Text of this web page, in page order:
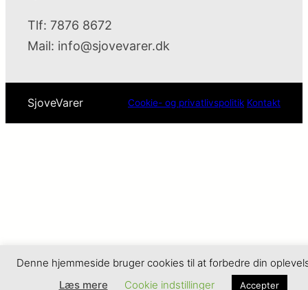
Tlf: 7876 8672
Mail: info@sjovevarer.dk
SjoveVarer Cookie- og privatlivspolitik Kontakt
Denne hjemmeside bruger cookies til at forbedre din
Læs mere
Cookie indstillinger Accepter